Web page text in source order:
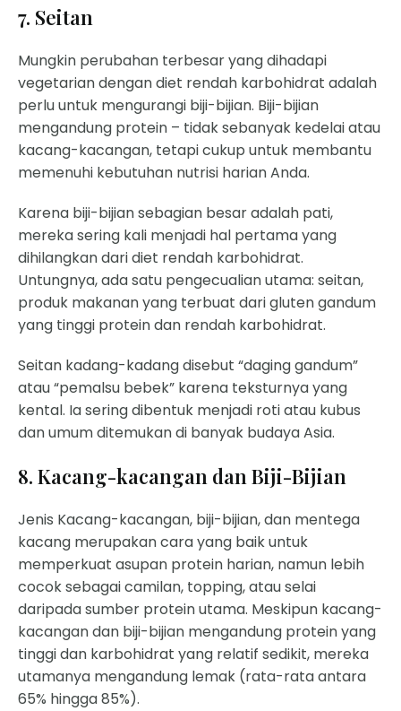
7. Seitan
Mungkin perubahan terbesar yang dihadapi
vegetarian dengan diet rendah karbohidrat adalah
perlu untuk mengurangi biji-bijian. Biji-bijian
mengandung protein – tidak sebanyak kedelai atau
kacang-kacangan, tetapi cukup untuk membantu
memenuhi kebutuhan nutrisi harian Anda.
Karena biji-bijian sebagian besar adalah pati,
mereka sering kali menjadi hal pertama yang
dihilangkan dari diet rendah karbohidrat.
Untungnya, ada satu pengecualian utama: seitan,
produk makanan yang terbuat dari gluten gandum
yang tinggi protein dan rendah karbohidrat.
Seitan kadang-kadang disebut “daging gandum”
atau “pemalsu bebek” karena teksturnya yang
kental. Ia sering dibentuk menjadi roti atau kubus
dan umum ditemukan di banyak budaya Asia.
8. Kacang-kacangan dan Biji-Bijian
Jenis Kacang-kacangan, biji-bijian, dan mentega
kacang merupakan cara yang baik untuk
memperkuat asupan protein harian, namun lebih
cocok sebagai camilan, topping, atau selai
daripada sumber protein utama. Meskipun kacang-
kacangan dan biji-bijian mengandung protein yang
tinggi dan karbohidrat yang relatif sedikit, mereka
utamanya mengandung lemak (rata-rata antara
65% hingga 85%).